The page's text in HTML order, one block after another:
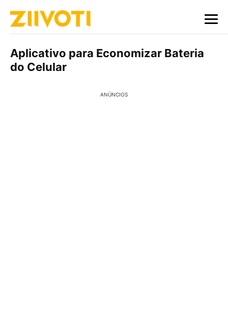
Aplicativo para Economizar Bateria
do Celular
ANÚNCIOS